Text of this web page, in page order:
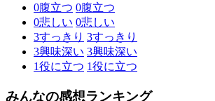
0腹立つ 0腹立つ
0悲しい 0悲しい
3すっきり 3すっきり
3興味深い 3興味深い
1役に立つ 1役に立つ
みんなの感想ランキング